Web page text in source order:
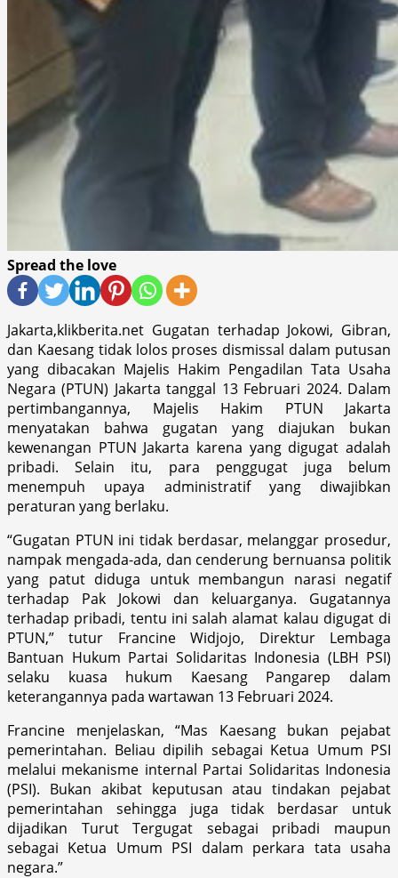
Spread the love
Jakarta,klikberita.net Gugatan terhadap Jokowi, Gibran,
dan Kaesang tidak lolos proses dismissal dalam putusan
yang dibacakan Majelis Hakim Pengadilan Tata Usaha
Negara (PTUN) Jakarta tanggal 13 Februari 2024. Dalam
pertimbangannya, Majelis Hakim PTUN Jakarta
menyatakan bahwa gugatan yang diajukan bukan
kewenangan PTUN Jakarta karena yang digugat adalah
pribadi. Selain itu, para penggugat juga belum
menempuh upaya administratif yang diwajibkan
peraturan yang berlaku.
“Gugatan PTUN ini tidak berdasar, melanggar prosedur,
nampak mengada-ada, dan cenderung bernuansa politik
yang patut diduga untuk membangun narasi negatif
terhadap Pak Jokowi dan keluarganya. Gugatannya
terhadap pribadi, tentu ini salah alamat kalau digugat di
PTUN,” tutur Francine Widjojo, Direktur Lembaga
Bantuan Hukum Partai Solidaritas Indonesia (LBH PSI)
selaku kuasa hukum Kaesang Pangarep dalam
keterangannya pada wartawan 13 Februari 2024.
Francine menjelaskan, “Mas Kaesang bukan pejabat
pemerintahan. Beliau dipilih sebagai Ketua Umum PSI
melalui mekanisme internal Partai Solidaritas Indonesia
(PSI). Bukan akibat keputusan atau tindakan pejabat
pemerintahan sehingga juga tidak berdasar untuk
dijadikan Turut Tergugat sebagai pribadi maupun
sebagai Ketua Umum PSI dalam perkara tata usaha
negara.”